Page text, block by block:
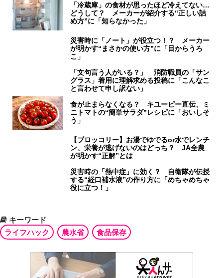
「冷蔵庫」の食材が思ったほど冷えてない…
どうして？ メーカーが紹介する“正しい詰
め方”に「知らなかった」
災害時に「ノート」が役立つ！？ メーカー
が明かす“まさかの使い方”に「目からうろ
こ」
「文句言う人がいる？」 消防職員の「サン
グラス」着用に理解求める投稿に「こんなこ
と言わせて申し訳ない」
食が止まらなくなる？ キユーピー直伝、ミ
ニトマトの“簡単サラダ”レシピに「おいしそ
う」
【ブロッコリー】お湯でゆでるor水でレンチ
ン、栄養が逃げないのはどっち？ JA全農
が明かす“正解”とは
災害時の「熱中症」に効く？ 自衛隊が伝授
する“経口補水液”の作り方に「めちゃめちゃ
役に立つ！」
キーワード
ライフハック
農水省 食品保存